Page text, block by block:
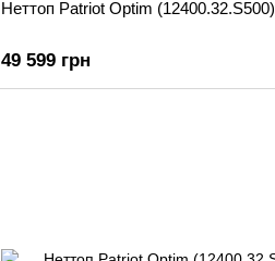
Неттоп Patriot Optim (12400.32.S500)
49 599 грн